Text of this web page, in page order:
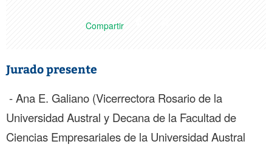
Compartir
Jurado presente
- Ana E. Galiano (Vicerrectora Rosario de la
Universidad Austral y Decana de la Facultad de
Ciencias Empresariales de la Universidad Austral